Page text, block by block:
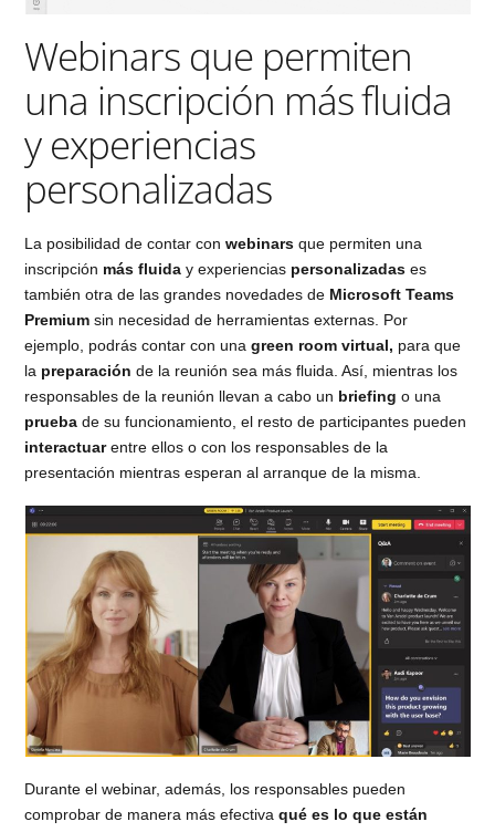
Webinars que permiten
una inscripción más fluida
y experiencias
personalizadas
La posibilidad de contar conwebinars que permiten una
inscripción más fluida y experiencias personalizadas es
también otra de las grandes novedades de Microsoft Teams
Premium sin necesidad de herramientas externas. Por
ejemplo, podrás contar con unagreen room virtual, para que
la preparación de la reunión sea más fluida. Así, mientras los
responsables de la reunión llevan a cabo un briefing o una
prueba de su funcionamiento, el resto de participantes pueden
interactuarentre ellos o con los responsables de la
presentación mientras esperan al arranque de la misma.
Durante el webinar, además, los responsables pueden
comprobar de manera más efectivaqué es lo que están